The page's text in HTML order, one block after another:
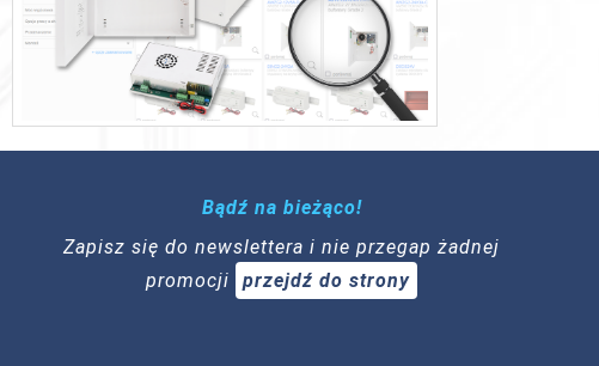
Bądź na bieżąco!
Zapisz się do newslettera i nie przegap żadnej
promocji
przejdź do strony